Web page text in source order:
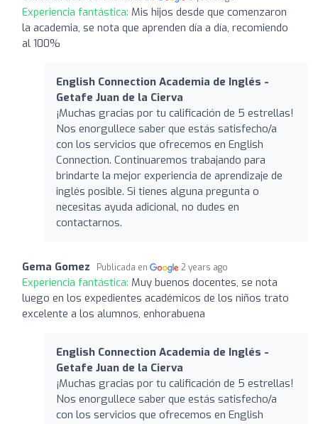
Experiencia fantástica: Mis hijos desde que comenzaron
la academia, se nota que aprenden día a día, recomiendo
al 100%
English Connection Academia de Inglés -
Getafe Juan de la Cierva
¡Muchas gracias por tu calificación de 5 estrellas!
Nos enorgullece saber que estás satisfecho/a
con los servicios que ofrecemos en English
Connection. Continuaremos trabajando para
brindarte la mejor experiencia de aprendizaje de
inglés posible. Si tienes alguna pregunta o
necesitas ayuda adicional, no dudes en
contactarnos.
Gema Gomez Publicada en 2 years ago
Experiencia fantástica: Muy buenos docentes, se nota
luego en los expedientes académicos de los niños trato
excelente a los alumnos, enhorabuena
English Connection Academia de Inglés -
Getafe Juan de la Cierva
¡Muchas gracias por tu calificación de 5 estrellas!
Nos enorgullece saber que estás satisfecho/a
con los servicios que ofrecemos en English